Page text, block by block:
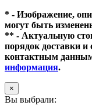
* - Изображение,
могут быть
** - Актуальную
порядок доставки и
контактным
информация.
×
Вы выбрали: